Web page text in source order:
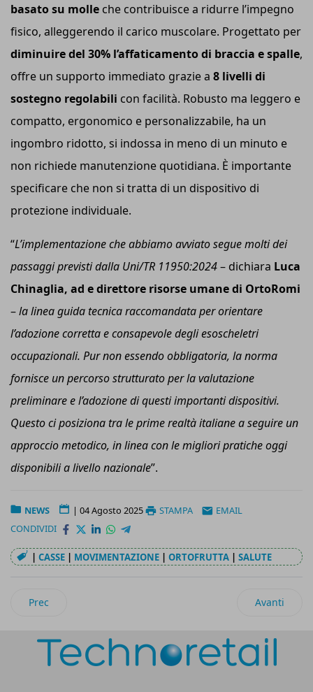
basato su molle che contribuisce a ridurre l’impegno
fisico, alleggerendo il carico muscolare. Progettato per
diminuire del 30% l’affaticamento di braccia e spalle,
offre un supporto immediato grazie a 8 livelli di
sostegno regolabili con facilità. Robusto ma leggero e
compatto, ergonomico e personalizzabile, ha un
ingombro ridotto, si indossa in meno di un minuto e
non richiede manutenzione quotidiana. È importante
specificare che non si tratta di un dispositivo di
protezione individuale.
“L’implementazione che abbiamo avviato segue molti dei
passaggi previsti dalla Uni/TR 11950:2024– dichiara Luca
Chinaglia, ad edirettore risorse umane di OrtoRomi
–la linea guida tecnica raccomandata per orientare
l’adozione corretta e consapevole degli esoscheletri
occupazionali. Pur non essendo obbligatoria, la norma
fornisce un percorso strutturato per la valutazione
preliminare e l’adozione di questi importanti dispositivi.
Questo ci posiziona tra le prime realtà italiane a seguire un
approccio metodico, in linea con le migliori pratiche oggi
disponibili a livello nazionale”.
NEWS | 04 Agosto 2025 STAMPA
EMAIL
CONDIVIDI
| CASSE | MOVIMENTAZIONE | ORTOFRUTTA | SALUTE
Articolo precedente: Beiersdorf adotta l’etichetta
Prec Articolo
Avanti